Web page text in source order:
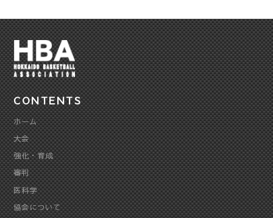
CONTENTS
ホーム
大会
強化・育成
審判
医科学
協会について